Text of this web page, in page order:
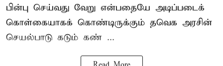
பின்பு செய்வது வேறு என்பதையே அடிப்படைக்
கொள்கையாகக் கொண்டிருக்கும் தவெக அரசின்
செயல்பாடு கடும் கண் ...